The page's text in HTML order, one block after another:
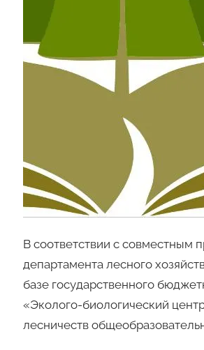
В соответствии с совместным
департамента лесного
базе государственного
«Эколого-биологический
лесничеств